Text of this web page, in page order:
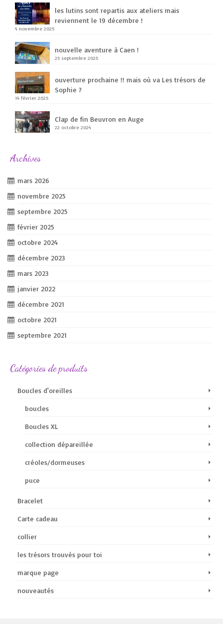
les lutins sont repartis aux ateliers mais
reviennent le 19 décembre !
4 novembre 2025
nouvelle aventure à Caen !
25 septembre 2025
ouverture prochaine !! mais où va Les trésors de
Sophie ?
14 février 2025
Clap de fin Beuvron en Auge
22 octobre 2024
Archives
mars 2026
novembre 2025
septembre 2025
février 2025
octobre 2024
décembre 2023
mars 2023
janvier 2022
décembre 2021
octobre 2021
septembre 2021
Catégories de produits
Boucles d'oreilles
boucles
Boucles XL
collection dépareillée
créoles/dormeuses
puce
Bracelet
Carte cadeau
collier
les trésors trouvés pour toi
marque page
nouveautés